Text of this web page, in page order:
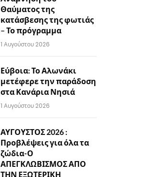
Θαύματος της
κατάσβεσης της φωτιάς
– Το πρόγραμμα
1 Αυγούστου 2026
Εύβοια: Το Αλωνάκι
μετέφερε την παράδοση
στα Κανάρια Νησιά
1 Αυγούστου 2026
ΑΥΓΟΥΣΤΟΣ 2026 :
Προβλέψεις για όλα τα
ζώδια-Ο
ΑΠΕΓΚΛΩΒΙΣΜΟΣ ΑΠΟ
ΤΗΝ ΕΞΩΤΕΡΙΚΗ